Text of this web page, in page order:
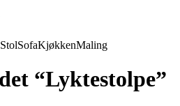
StolSofaKjøkkenMaling
“Lyktestolpe”